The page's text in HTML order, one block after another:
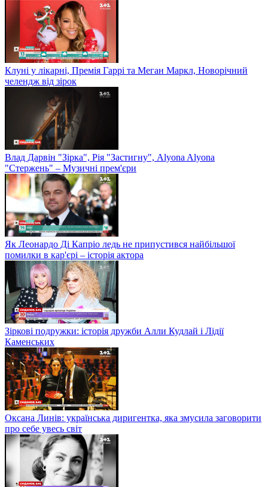
Клуні у лікарні, Премія Гаррі та Меган Маркл, Новорічний
челендж від зірок
Влад Дарвін "Зірка", Рія "Застигну", Alyona Alyona
"Стержень" – Музичні прем'єри
Як Леонардо Ді Капріо ледь не припустився найбільшої
помилки в кар'єрі – історія актора
Зіркові подружки: історія дружби Алли Кудлай і Лідії
Каменських
Оксана Линів: українська диригентка, яка змусила заговорити
про себе увесь світ